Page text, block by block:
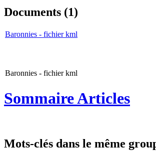
Documents (1)
Baronnies - fichier kml
Baronnies - fichier kml
Sommaire Articles
Mots-clés dans le même